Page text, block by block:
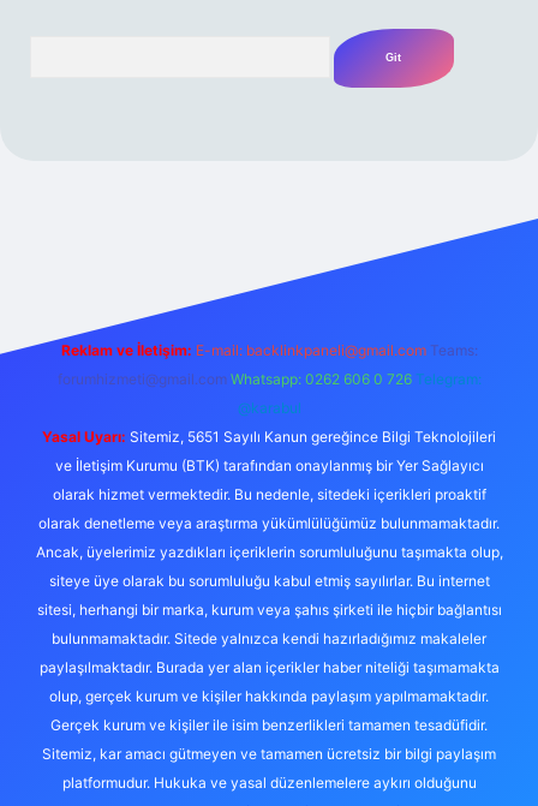
www.betexper.xyz/
Reklam ve İletişim: E-mail: backlinkpaneli@gmail.com Teams:
forumhizmeti@gmail.com Whatsapp: 0262 606 0 726 Telegram:
@karabul
Yasal Uyarı: Sitemiz, 5651 Sayılı Kanun gereğince Bilgi Teknolojileri
ve İletişim Kurumu (BTK) tarafından onaylanmış bir Yer Sağlayıcı
olarak hizmet vermektedir. Bu nedenle, sitedeki içerikleri proaktif
olarak denetleme veya araştırma yükümlülüğümüz bulunmamaktadır.
Ancak, üyelerimiz yazdıkları içeriklerin sorumluluğunu taşımakta olup,
siteye üye olarak bu sorumluluğu kabul etmiş sayılırlar. Bu internet
sitesi, herhangi bir marka, kurum veya şahıs şirketi ile hiçbir bağlantısı
bulunmamaktadır. Sitede yalnızca kendi hazırladığımız makaleler
paylaşılmaktadır. Burada yer alan içerikler haber niteliği taşımamakta
olup, gerçek kurum ve kişiler hakkında paylaşım yapılmamaktadır.
Gerçek kurum ve kişiler ile isim benzerlikleri tamamen tesadüfidir.
Sitemiz, kar amacı gütmeyen ve tamamen ücretsiz bir bilgi paylaşım
platformudur. Hukuka ve yasal düzenlemelere aykırı olduğunu